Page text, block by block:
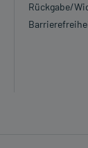
Rückgabe/